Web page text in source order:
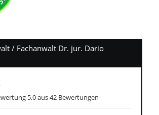
/ Fachanwalt Dr. jur. Dario
5,0 aus 42 Bewertungen